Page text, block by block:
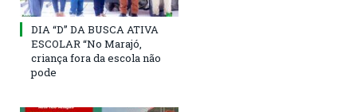
DIA “D” DA BUSCA ATIVA
ESCOLAR “No Marajó,
criança fora da escola não
pode